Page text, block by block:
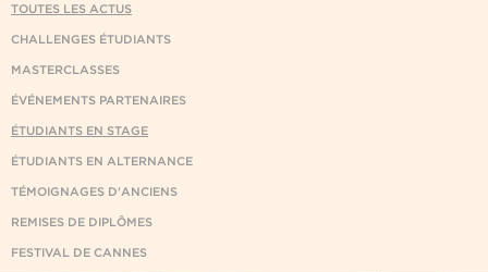
TOUTES LES ACTUS
CHALLENGES ÉTUDIANTS
MASTERCLASSES
ÉVÉNEMENTS PARTENAIRES
ÉTUDIANTS EN STAGE
ÉTUDIANTS EN ALTERNANCE
TÉMOIGNAGES D'ANCIENS
REMISES DE DIPLÔMES
FESTIVAL DE CANNES